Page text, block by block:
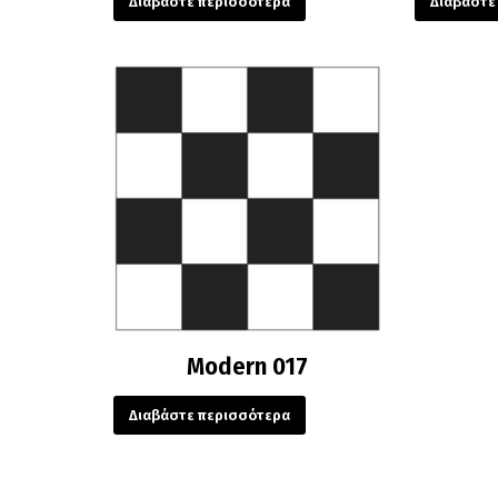
Modern 017
Διαβάστε περισσότερα